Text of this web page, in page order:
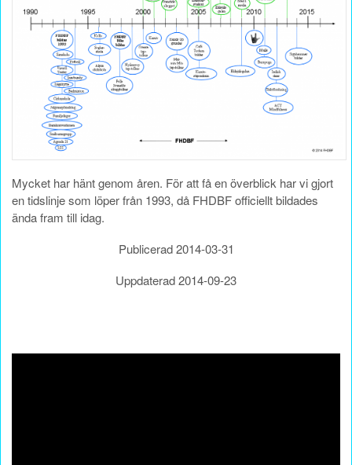
Mycket har hänt genom åren. För att få en överblick har vi gjort
en tidslinje som löper från 1993, då FHDBF officiellt bildades
ända fram till idag.
Publicerad 2014-03-31
Uppdaterad 2014-09-23